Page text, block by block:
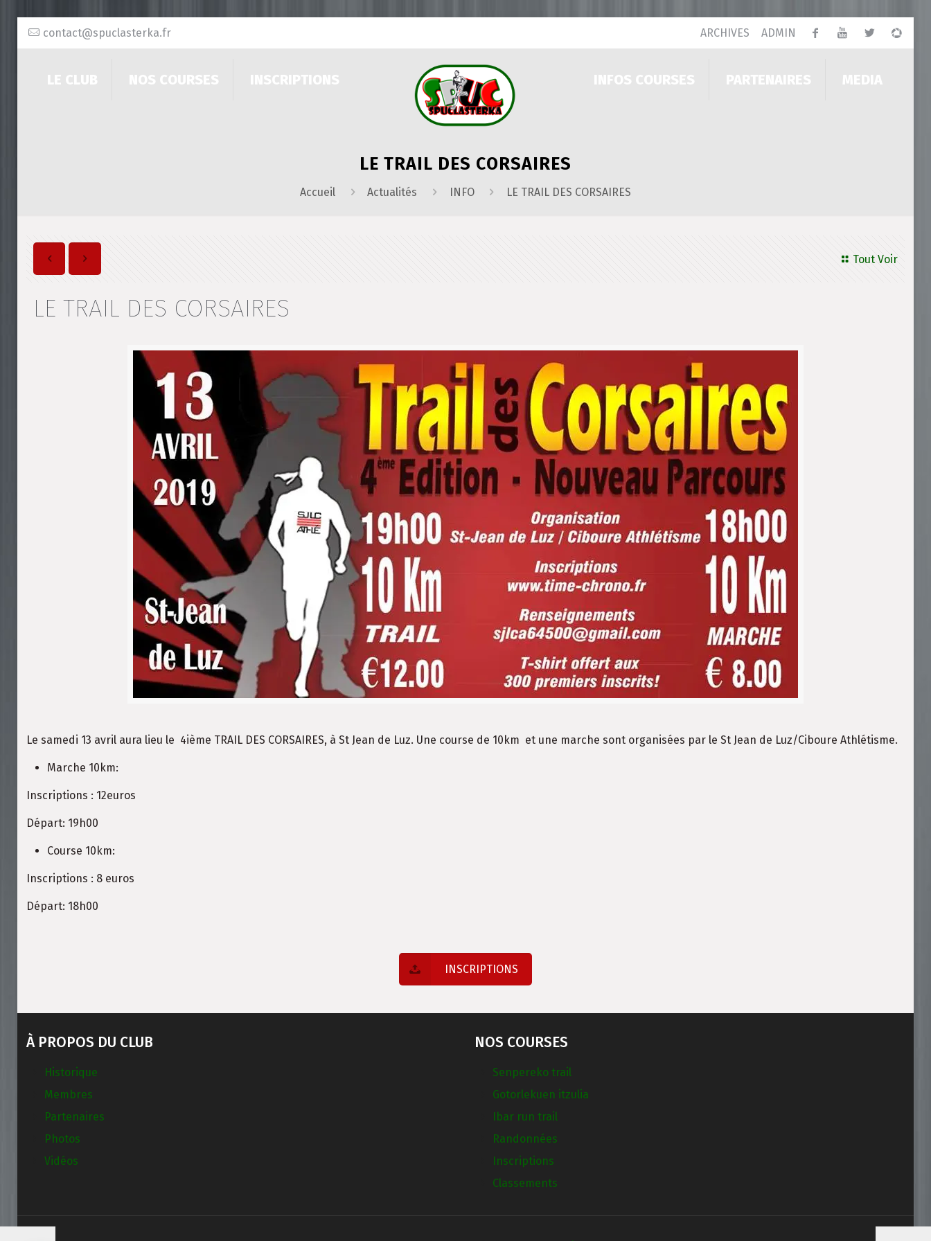
contact@spuclasterka.fr ARCHIVES ADMIN
LE CLUB NOS COURSES INSCRIPTIONS INFOS COURSES PARTENAIRES MEDIA
LE TRAIL DES CORSAIRES
Accueil Actualités INFO LE TRAIL DES CORSAIRES
Tout Voir
LE TRAIL DES CORSAIRES
Le samedi 13 avril aura lieu le 4ième TRAIL DES CORSAIRES, à St Jean de Luz. Une course de 10km et une marche sont organisées par le St Jean de Luz/Ciboure Athlétisme.
Marche 10km:
Inscriptions : 12euros
Départ: 19h00
Course 10km:
Inscriptions : 8 euros
Départ: 18h00
INSCRIPTIONS
À PROPOS DU CLUB
Historique
Membres
Partenaires
Photos
Vidéos
NOS COURSES
Senpereko trail
Gotorlekuen itzulia
Ibar run trail
Randonnées
Inscriptions
Classements